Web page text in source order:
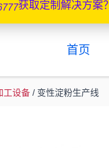
获取定制解决方案？
首页
工设备 / 变性淀粉生产线